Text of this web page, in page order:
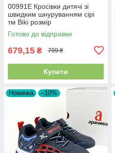
00991E Кросівки дитячі зі
швидким шнуруванням сірі
тм Biki розмір
Готово до відправки
679,15 ₴ 799 ₴
Купити
Новинка –10%